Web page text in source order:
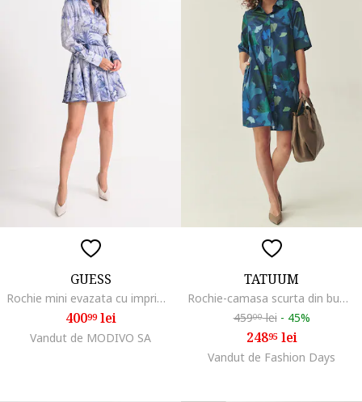
GUESS
Rochie mini evazata cu imprimeu, Gri deschis/Albastru prafuit
40099lei
Vandut de MODIVO SA
TATUUM
Rochie-camasa scurta din bumbac, Verde padure/Albastru royal/Bleumarin
45900lei - 45%
24895lei
Vandut de Fashion Days